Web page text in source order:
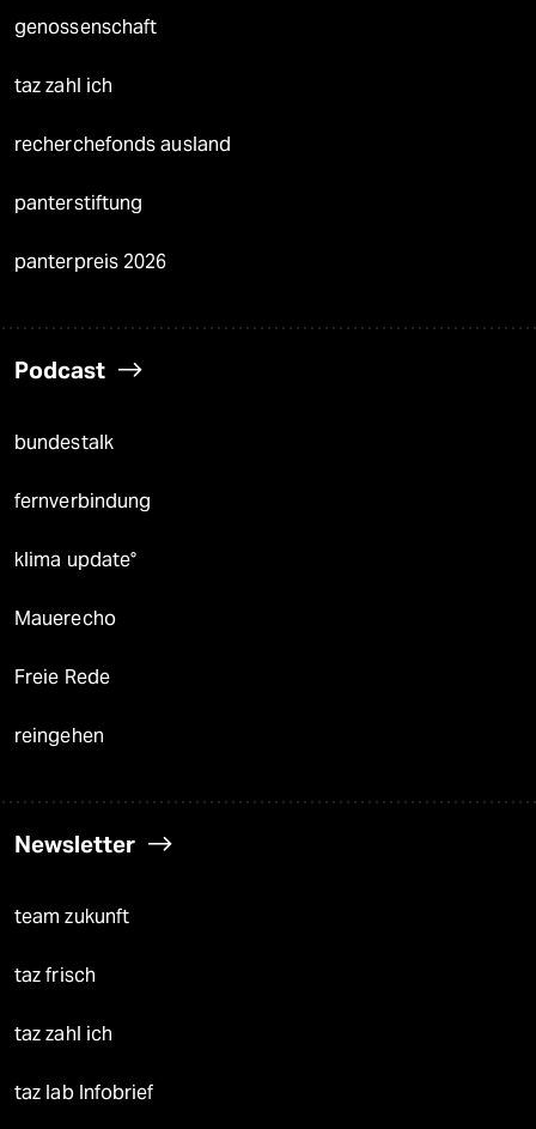
genossenschaft
taz zahl ich
recherchefonds ausland
panterstiftung
panterpreis 2026
Podcast
bundestalk
fernverbindung
klima update°
Mauerecho
Freie Rede
reingehen
Newsletter
team zukunft
taz frisch
taz zahl ich
taz lab Infobrief